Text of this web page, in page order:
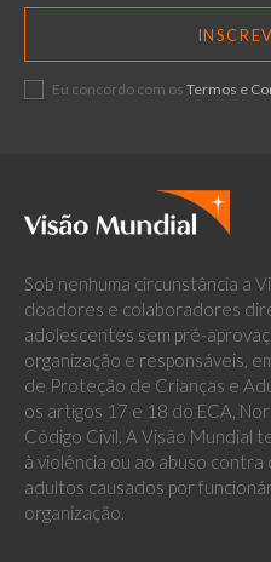
Eu concordo com os Termos e
Sob nenhuma circunstância a
doadores e colaboradores
adolescentes sem pré-
organização e responsáveis,
de Proteção de Crianças e
os artigos 17 e 18 do ECA,
Código Civil. A Visão Mundial
à violência ou ao abuso
adultos causados por
organização.